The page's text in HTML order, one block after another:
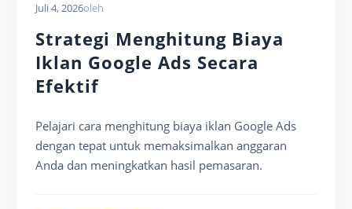
Juli 4, 2026oleh
Strategi Menghitung Biaya
Iklan Google Ads Secara
Efektif
Pelajari cara menghitung biaya iklan Google Ads
dengan tepat untuk memaksimalkan anggaran
Anda dan meningkatkan hasil pemasaran.